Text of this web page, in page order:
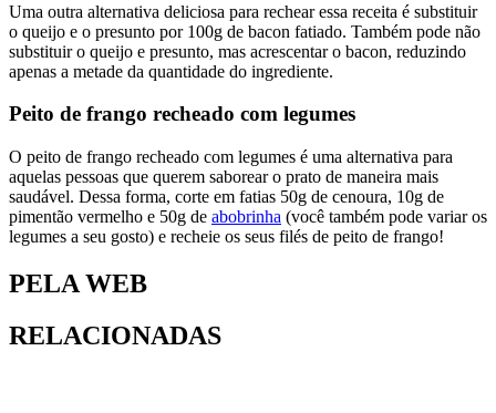
Uma outra alternativa deliciosa para rechear essa receita é substituir
o queijo e o presunto por 100g de bacon fatiado. Também pode não
substituir o queijo e presunto, mas acrescentar o bacon, reduzindo
apenas a metade da quantidade do ingrediente.
Peito de frango recheado com legumes
O peito de frango recheado com legumes é uma alternativa para
aquelas pessoas que querem saborear o prato de maneira mais
saudável. Dessa forma, corte em fatias 50g de cenoura, 10g de
pimentão vermelho e 50g de abobrinha (você também pode variar os
legumes a seu gosto) e recheie os seus filés de peito de frango!
PELA WEB
RELACIONADAS